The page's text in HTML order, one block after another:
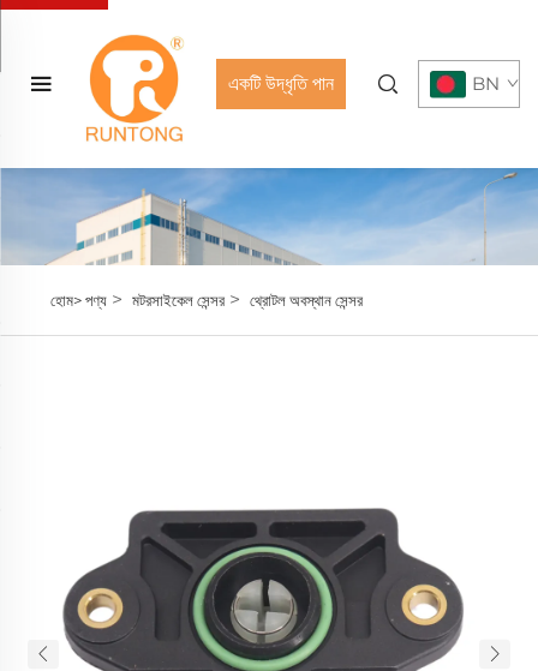
একটি উদ্ধৃতি পান BN
হোম>পণ্য> মটরসাইকেল সেন্সর> থ্রোটল অবস্থান সেন্সর